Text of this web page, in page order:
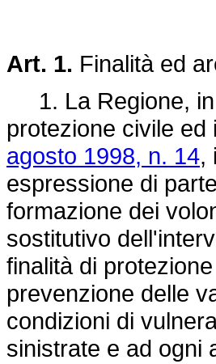
Art. 1. Finalità ed
1. La Regione, in
protezione civile
agosto 1998, n. 14,
espressione di
formazione dei
sostitutivo
finalità di
prevenzione delle
condizioni di
sinistrate e ad ogni